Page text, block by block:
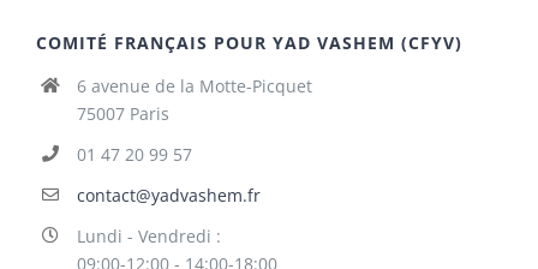
COMITÉ FRANÇAIS POUR YAD VASHEM (CFYV)
6 avenue de la Motte-Picquet
75007 Paris
01 47 20 99 57
contact@yadvashem.fr
Lundi - Vendredi :
09:00-12:00 - 14:00-18:00